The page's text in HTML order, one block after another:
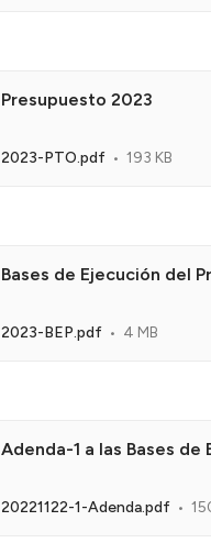
Presupuesto 2023
2023-PTO.pdf 193 KB
Bases de Ejecución del
2023-BEP.pdf 4 MB
Adenda-1 a las Bases
20221122-1-Adenda.pdf